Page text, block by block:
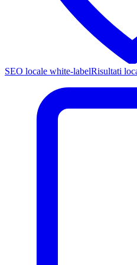
SEO locale white-labelRisultati